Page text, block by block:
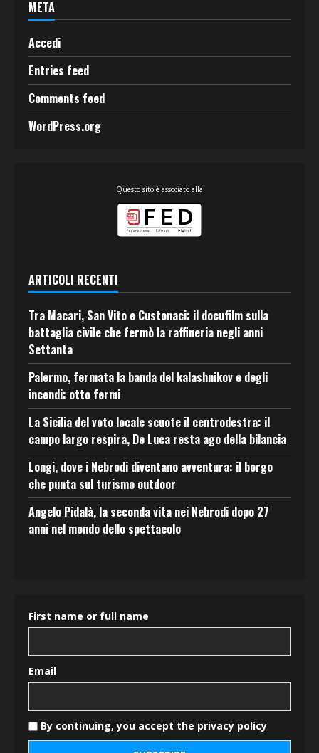
META
Accedi
Entries feed
Comments feed
WordPress.org
Questo sito è associato alla
ARTICOLI RECENTI
Tra Macari, San Vito e Custonaci: il docufilm sulla
battaglia civile che fermò la raffineria negli anni
Settanta
Palermo, fermata la banda del kalashnikov e degli
incendi: otto fermi
La Sicilia del voto locale scuote il centrodestra: il
campo largo respira, De Luca resta ago della bilancia
Longi, dove i Nebrodi diventano avventura: il borgo
che punta sul turismo outdoor
Angelo Pidalà, la seconda vita nei Nebrodi dopo 27
anni nel mondo dello spettacolo
First name or full name
Email
By continuing, you accept the privacy policy